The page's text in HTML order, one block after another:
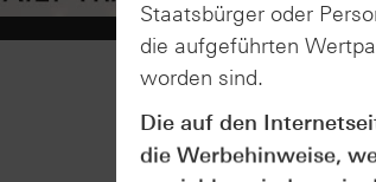
Staatsbürger oder
die aufgeführten
worden sind.
Die auf den
die Werbehinweise,